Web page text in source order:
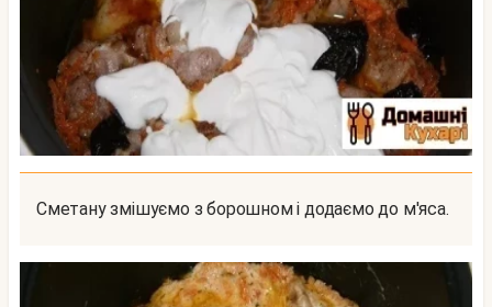
Сметану змішуємо з борошном і додаємо до м'яса.